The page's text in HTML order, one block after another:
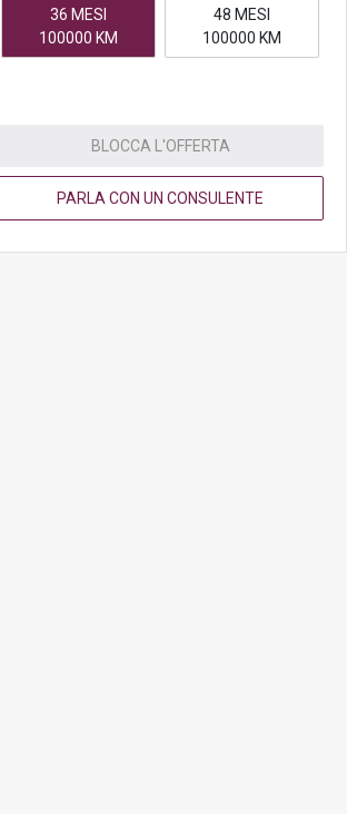
36 MESI
100000 KM
48 MESI
100000 KM
BLOCCA L'OFFERTA
PARLA CON UN CONSULENTE